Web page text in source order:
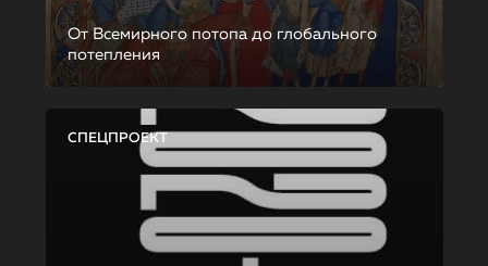
От Всемирного потопа до глобального
потепления
СПЕЦПРОЕКТ